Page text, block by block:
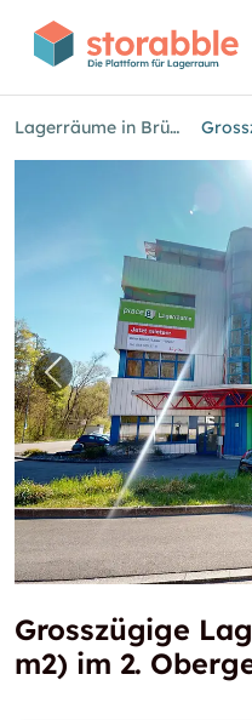
Lagerräume in Brügg bei Biel
Vorheriges Bild
Grosszügige
m2) im 2.